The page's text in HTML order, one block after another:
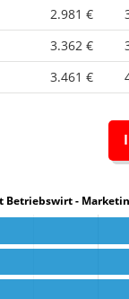
2.981 €
3.362 €
3.461 €
Gehalt Betriebswirt -
Nr.: 0025